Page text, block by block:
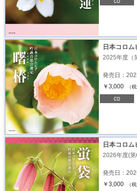
日本コロ
2025年度（
発売日：
￥3,000
（
日本コロ
2026年度(
発売日：
￥3,000
（